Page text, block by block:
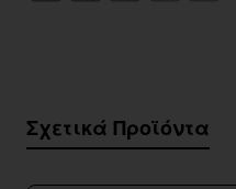
Σχετικά Προϊόντα